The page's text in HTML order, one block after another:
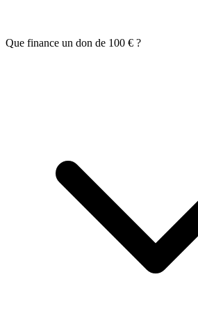
Que finance un don de 100 € ?